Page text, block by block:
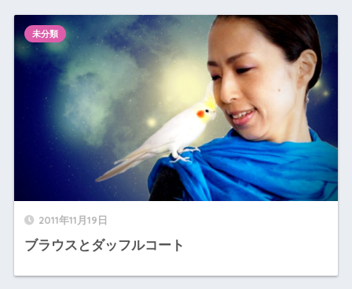
2011年11月19日
ブラウスとダッフルコート
未分類